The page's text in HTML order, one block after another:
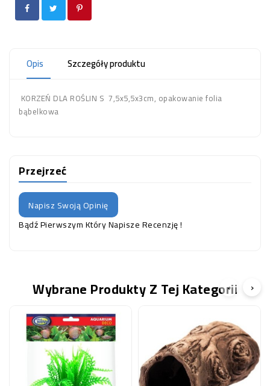
Opis Szczegóły produktu
KORZEŃ DLA ROŚLIN S 7,5x5,5x3cm, opakowanie folia
bąbelkowa
Przejrzeć
Napisz Swoją Opinię
Bądź Pierwszym Który Napisze Recenzję !
Wybrane Produkty Z Tej Kategorii
‹ ›